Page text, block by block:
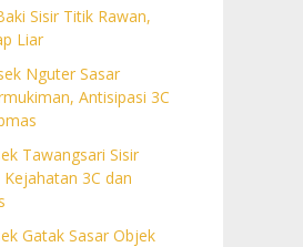
Sisir Titik Rawan,
Liar
Nguter Sasar
Antisipasi 3C
Tawangsari Sisir
3C dan
Gatak Sasar Objek